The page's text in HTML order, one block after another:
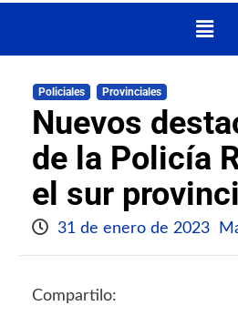
Policiales Provinciales
Nuevos
de la Policía
el sur
31 de enero de 2023
Compartilo: